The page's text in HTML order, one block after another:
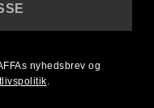
nyhedsbrev og
.